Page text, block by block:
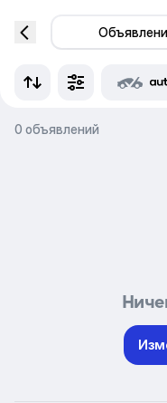
0 объявлений